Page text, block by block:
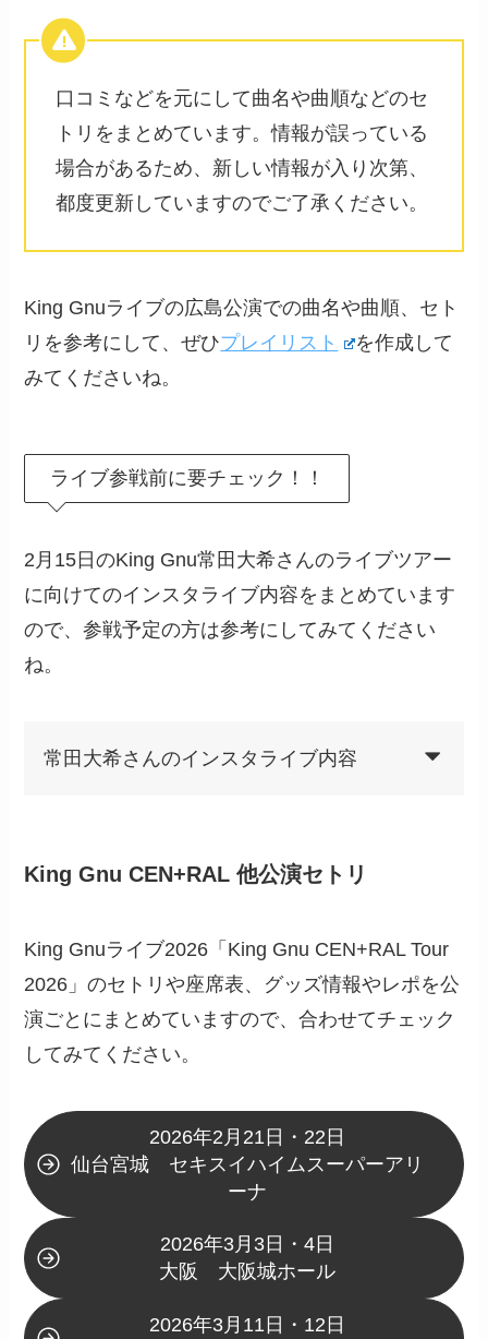
口コミなどを元にして曲名や曲順などのセ
トリをまとめています。情報が誤っている
場合があるため、新しい情報が入り次第、
都度更新していますのでご了承ください。
King Gnuライブの広島公演での曲名や曲順、セト
リを参考にして、ぜひプレイリスト
を作成して
みてくださいね。
ライブ参戦前に要チェック！！
2月15日のKing Gnu常田大希さんのライブツアー
に向けてのインスタライブ内容をまとめています
ので、参戦予定の方は参考にしてみてください
ね。
常田大希さんのインスタライブ内容
King Gnu CEN+RAL 他公演セトリ
King Gnuライブ2026「King Gnu CEN+RAL Tour
2026」のセトリや座席表、グッズ情報やレポを公
演ごとにまとめていますので、合わせてチェック
してみてください。
2026年2月21日・22日
仙台宮城 セキスイハイムスーパーアリ
ーナ
2026年3月3日・4日
大阪 大阪城ホール
2026年3月11日・12日